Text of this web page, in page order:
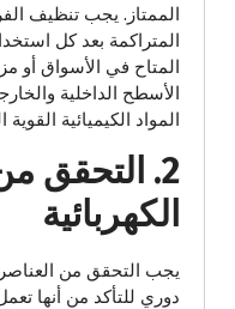
الممتاز. يجب تنظيف
المتراكمة بعد كل
المتاح في الأسواق أو
الأسطح الداخلية
المواد الكيميائية
2. التحقق
الكهربائية
يجب التحقق من
دوري للتأكد من أنها